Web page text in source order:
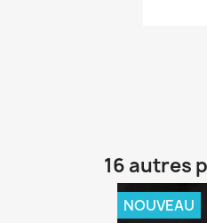
16 autres
NOUVEAU